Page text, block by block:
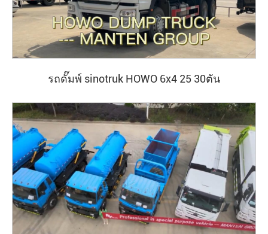
รถดั๊มพ์ sinotruk HOWO 6x4 25 30ตัน